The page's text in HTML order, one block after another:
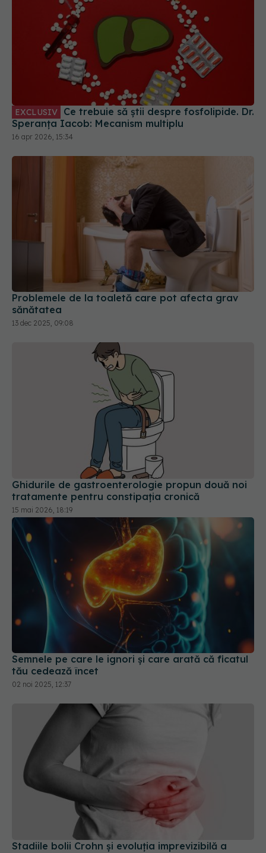
EXCLUSIV
Speranța Iacob: Mecanism multiplu
16 apr 2026, 15:34
Problemele de la toaletă care pot afecta grav
sănătatea
13 dec 2025, 09:08
Ghidurile de gastroenterologie propun două noi
tratamente pentru constipația cronică
15 mai 2026, 18:19
Semnele pe care le ignori și care arată că ficatul
tău cedează încet
02 noi 2025, 12:37
Stadiile bolii Crohn și evoluția imprevizibilă a